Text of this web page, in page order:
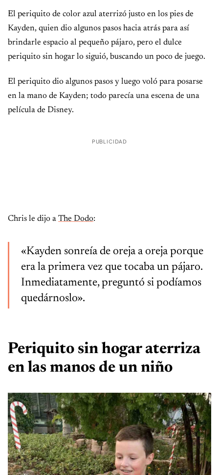
El periquito de color azul aterrizó justo en los pies de
Kayden, quien dio algunos pasos hacia atrás para así
brindarle espacio al pequeño pájaro, pero el dulce
periquito sin hogar lo siguió, buscando un poco de juego.
El periquito dio algunos pasos y luego voló para posarse
en la mano de Kayden; todo parecía una escena de una
película de Disney.
PUBLICIDAD
Chris le dijo a The Dodo:
«Kayden sonreía de oreja a oreja porque
era la primera vez que tocaba un pájaro.
Inmediatamente, preguntó si podíamos
quedárnoslo».
Periquito sin hogar aterriza
en las manos de un niño